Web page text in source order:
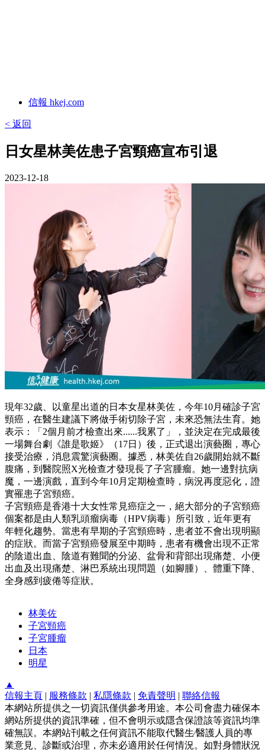
信報 hkej.com
< 返回
日女星林美佐患子宮頸癌宣布引退
2023-12-18
現年32歲、以童星出道的日本女星林美佐，今年10月確診子宮
頸癌，在醫生建議下將做手術切除子宮，未來恐無法生育。她
表示：「2個月前才檢查出來......我累了」，並決定在完成最後
一場舞台劇《誰是歌姬》（17日）後，正式退出演藝圈，專心
接受治療，消息震驚演藝圈。據悉，林美佐自26歲開始就不斷
腹痛，到醫院照X光檢查才發現長了子宮腫瘤。她一邊對抗病
魔，一邊演戲，直到今年10月定期檢查時，病況再度惡化，證
實罹患子宮頸癌。
子宮頸癌是香港十大女性常見癌症之一，絕大部分的子宮頸癌
個案都是由人類乳頭瘤病毒（HPV病毒）所引致，近年更有
年輕化趨勢。當患有早期的子宮頸癌時，患者並不會出現明顯
的症狀。而當子宮頸癌發展至中期時，患者有機會出現不正常
的陰道出血、陰道有難聞的分泌、盆骨和背部出現痛楚、小便
出血及出現痛楚、淋巴系統出現問題（如腳腫）、體重下降、
全身感到疲倦等症狀。
林美佐
子宮頸癌
子宮腫瘤
日本
明星
▲
信報主頁 | 服務條款 | 私隱條款 | 免責聲明 | 聯絡信報
本網站所提供之一切資訊僅供參考用途。本公司會盡力確保本
網站所提供的資訊準確，但不會明示或隱含保證該等資訊均準
確無誤。本網站刊載之任何資訊不能取代醫生∕醫護人員的專
業意見、診斷或治理，亦未必適用於任何情況。如對身體狀況